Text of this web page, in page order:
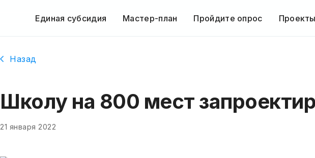
Единая субсидия Мастер-план Пройдите опрос
Назад
Школу на 800 мест
21 января 2022